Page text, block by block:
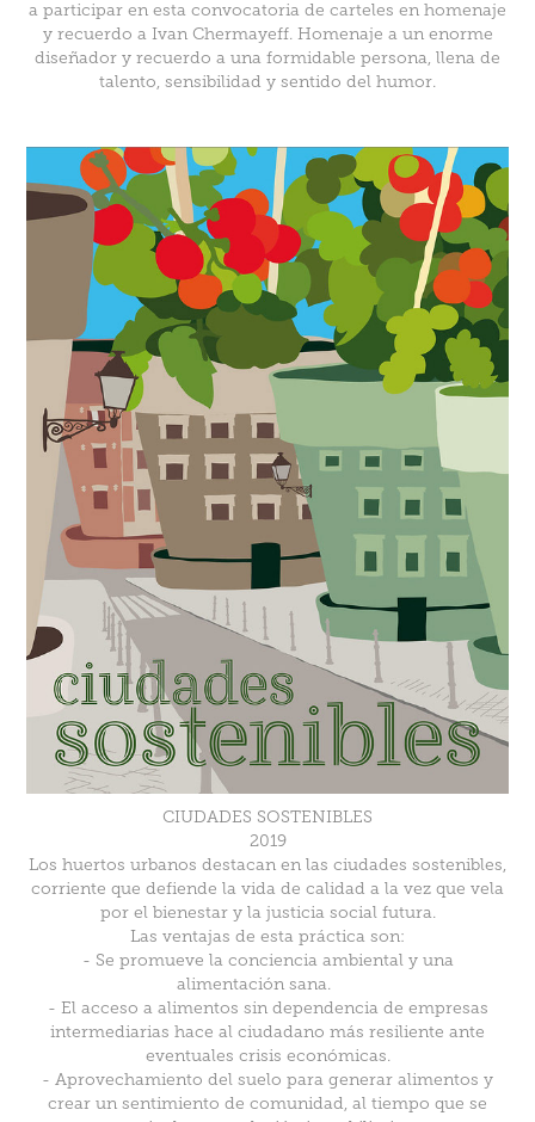
a participar en esta convocatoria de carteles en homenaje
y recuerdo a Ivan Chermayeff. Homenaje a un enorme
diseñador y recuerdo a una formidable persona, llena de
talento, sensibilidad y sentido del humor.
CIUDADES SOSTENIBLES
2019
Los huertos urbanos destacan en las ciudades sostenibles,
corriente que defiende la vida de calidad a la vez que vela
por el bienestar y la justicia social futura.
Las ventajas de esta práctica son:
- Se promueve la conciencia ambiental y una
alimentación sana.
- El acceso a alimentos sin dependencia de empresas
intermediarias hace al ciudadano más resiliente ante
eventuales crisis económicas.
- Aprovechamiento del suelo para generar alimentos y
crear un sentimiento de comunidad, al tiempo que se